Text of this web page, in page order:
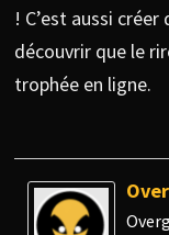
! C’est aussi
découvrir que le
trophée en ligne.